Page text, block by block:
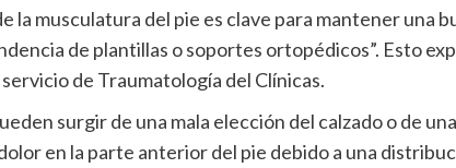
la musculatura del pie es clave para mantener una
de plantillas o soportes ortopédicos”. Esto
de Traumatología del Clínicas.
surgir de una mala elección del calzado o de
en la parte anterior del pie debido a una